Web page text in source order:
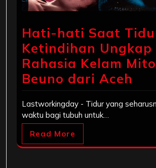
Hati-hati Saat
Ketindihan Ungkap
Rahasia Kelam
Beuno dari Aceh
Lastworkingday - Tidur yang
waktu bagi tubuh untuk…
Read More